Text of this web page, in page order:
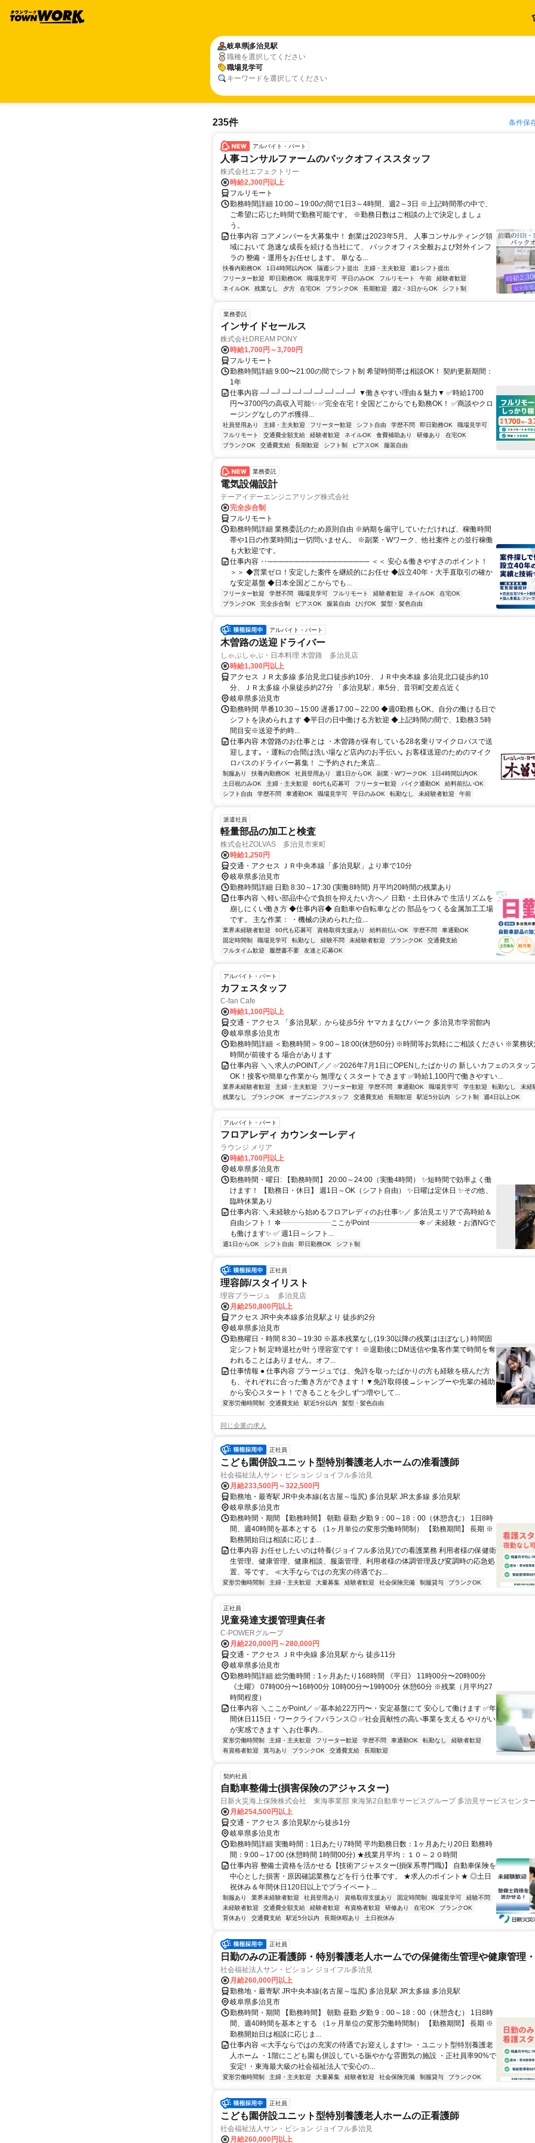
岐阜県多治見駅
職種を選択してください
職場見学可
キーワードを選択してください
235件 条件保
アルバイト・パート
人事コンサルファームのバックオフィススタッフ
株式会社エフェクトリー
時給2,300円以上
フルリモート
勤務時間詳細 10:00～19:00の間で1日3～4時間、週2～3日 ※上記時間帯の中で、
ご希望に応じた時間で勤務可能です。 ※勤務日数はご相談の上で決定しましょ
う。
仕事内容 コアメンバーを大募集中！ 創業は2023年5月。 人事コンサルティング領
域において 急速な成長を続ける当社にて、 バックオフィス全般および対外インフ
ラの 整備・運用をお任せします。 単なる...
扶養内勤務OK 1日4時間以内OK 隔週シフト提出 主婦・主夫歓迎
週1シフト提出
フリーター歓迎
即日勤務OK 職場見学可 平日のみOK フルリモート 午前
経験者歓迎
ネイルOK
残業なし 夕方 在宅OK ブランクOK 長期歓迎 週2・3日からOK シフト制
業務委託
インサイドセールス
株式会社DREAM PONY
時給1,700円～3,700円
フルリモート
勤務時間詳細 9:00〜21:00の間でシフト制 希望時間帯は相談OK！ 契約更新期間：
1年
仕事内容 ─┘─┘─┘─┘─┘─┘─┘─┘─┘ ▼働きやすい理由＆魅力▼ ✅時給1700
円〜3700円の高収入可能✨ ✅完全在宅！全国どこからでも勤務OK！ ✅商談やクロ
ージングなしのアポ獲得...
社員登用あり 主婦・主夫歓迎 フリーター歓迎 シフト自由 学歴不問 即日勤務OK
職場見学可
フルリモート
交通費全額支給 経験者歓迎 ネイルOK 食費補助あり 研修あり
在宅OK
ブランクOK
交通費支給 長期歓迎 シフト制 ピアスOK 服装自由
業務委託
電気設備設計
テーアイデーエンジニアリング株式会社
完全歩合制
フルリモート
勤務時間詳細 業務委託のため原則自由 ※納期を厳守していただければ、稼働時間
帯や1日の作業時間は一切問いません。 ※副業・Wワーク、他社案件との並行稼働
も大歓迎です。
仕事内容 ‥─────────────────── ＜＜ 安心＆働きやすさのポイント！
＞＞ ◆営業ゼロ！安定した案件を継続的にお任せ ◆設立40年・大手直取引の確か
な安定基盤 ◆日本全国どこからでも...
フリーター歓迎 学歴不問 職場見学可 フルリモート 経験者歓迎 ネイルOK
在宅OK
ブランクOK
完全歩合制 ピアスOK 服装自由 ひげOK 髪型・髪色自由
アルバイト・パート
木曽路の送迎ドライバー
しゃぶしゃぶ・日本料理 木曽路 多治見店
時給1,300円以上
アクセス ＪＲ太多線 多治見北口徒歩約10分、ＪＲ中央本線 多治見北口徒歩約10
分、ＪＲ太多線 小泉徒歩約27分 「多治見駅」車5分、音羽町交差点近く
岐阜県多治見市
勤務時間 早番10:30～15:00 遅番17:00～22:00 ◆週0勤務もOK。自分の働ける日で
シフトを決められます ◆平日の日中働ける方歓迎 ◆上記時間の間で、1勤務3.5時
間目安※送迎予約時...
仕事内容 木曽路のお仕事とは ・木曽路が保有している28名乗りマイクロバスで送
迎します｡ ・運転の合間は洗い場など店内のお手伝い｡ お客様送迎のためのマイク
ロバスのドライバー募集！ ご予約された来店...
制服あり 扶養内勤務OK 社員登用あり 週1日からOK 副業・WワークOK
1日4時間以内OK
土日祝のみOK
主婦・主夫歓迎 60代も応募可 フリーター歓迎 バイク通勤OK
給料前払いOK
シフト自由
学歴不問 車通勤OK 職場見学可 平日のみOK 転勤なし 未経験者歓迎 午前
派遣社員
軽量部品の加工と検査
株式会社ZOLVAS 多治見市東町
時給1,250円
交通・アクセス ＪＲ中央本線「多治見駅」より車で10分
岐阜県多治見市
勤務時間詳細 日勤 8:30～17:30 (実働8時間) 月平均20時間の残業あり
仕事内容 ＼軽い部品中心で負担を抑えたい方へ／ 日勤・土日休みで 生活リズムを
崩しにくい働き方 ◆仕事内容◆ 自動車や自転車などの 部品をつくる金属加工工場
です。 主な作業： ・機械の決められた位...
業界未経験者歓迎 60代も応募可 資格取得支援あり 給料前払いOK 学歴不問
車通勤OK
固定時間制
職場見学可 転勤なし 経験不問 未経験者歓迎 ブランクOK
交通費支給
フルタイム歓迎
履歴書不要 友達と応募OK
アルバイト・パート
カフェスタッフ
C-fan Cafe
時給1,100円以上
交通・アクセス 「多治見駅」から徒歩5分 ヤマカまなびパーク 多治見市学習館内
岐阜県多治見市
勤務時間詳細 ＜勤務時間＞ 9:00～18:00(休憩60分) ※時間等お気軽にご相談ください ※業務
時間が前後する 場合があります
仕事内容 ＼＼求人のPOINT／／ ✅2026年7月1日にOPENしたばかりの 新しいカフェのスタッ
OK！接客や簡単な作業から 無理なくスタートできます ✅時給1,100円で働きやすい...
業界未経験者歓迎 主婦・主夫歓迎 フリーター歓迎 学歴不問 車通勤OK 職場見学可 学生歓迎 転勤なし
未経
残業なし
ブランクOK オープニングスタッフ 交通費支給 長期歓迎 駅近5分以内 シフト制 週4日以上OK
アルバイト・パート
フロアレディ カウンターレディ
ラウンジ メリア
時給1,700円以上
岐阜県多治見市
勤務時間・曜日: 【勤務時間】 20:00～24:00（実働4時間） ✨短時間で効率よく働
けます！ 【勤務日・休日】 週1日～OK（シフト自由） ✨日曜は定休日 ✨その他、
臨時休業あり
仕事内容: ＼未経験から始めるフロアレディのお仕事✨／ 多治見エリアで高時給＆
自由シフト！ ✼┈┈┈┈┈┈┈ここがPoint┈┈┈┈┈┈┈✼ ✅ 未経験・お酒NGで
も働けます✨ ✅ 週1日～シフト...
週1日からOK シフト自由 即日勤務OK シフト制
正社員
理容師/スタイリスト
理容プラージュ 多治見店
月給250,800円以上
アクセス JR中央本線多治見駅より 徒歩約2分
岐阜県多治見市
勤務曜日・時間 8:30～19:30 ※基本残業なし(19:30以降の残業はほぼなし) 時間固
定シフト制 定時退社が叶う理容室です！ ※退勤後にDM送信や集客作業で時間を奪
われることはありません。オフ...
仕事情報 ● 仕事内容 プラージュでは、免許を取ったばかりの方も経験を積んだ方
も、それぞれに合った働き方ができます！▼免許取得後→シャンプーや先輩の補助
から安心スタート！できることを少しずつ増やして...
変形労働時間制 交通費支給 駅近5分以内 髪型・髪色自由
同じ企業の求人
正社員
こども園併設ユニット型特別養護老人ホームの准看護師
社会福祉法人サン・ビション ジョイフル多治見
月給233,500円～322,500円
勤務地・最寄駅 JR中央本線(名古屋～塩尻) 多治見駅 JR太多線 多治見駅
岐阜県多治見市
勤務時間・期間 【勤務時間】 朝勤 昼勤 夕勤 9：00～18：00（休憩含む） 1日8時
間、週40時間を基本とする （1ヶ月単位の変形労働時間制） 【勤務期間】 長期 ※
勤務開始日は相談に応じま...
仕事内容 お任せしたいのは特養(ジョイフル多治見)での看護業務 利用者様の保健衛
生管理、健康管理、健康相談、服薬管理、利用者様の体調管理及び変調時の応急処
置、等です。 ≪大手ならではの充実の待遇でお...
変形労働時間制 主婦・主夫歓迎 大量募集 経験者歓迎 社会保険完備 制服貸与 ブランクOK
正社員
児童発達支援管理責任者
C-POWERグループ
月給220,000円～280,000円
交通・アクセス ＪＲ中央線 多治見駅 から 徒歩11分
岐阜県多治見市
勤務時間詳細 総労働時間：1ヶ月あたり168時間 《平日》 11時00分〜20時00分
《土曜》 07時00分〜16時00分 10時00分〜19時00分 休憩60分 ※残業（月平均27
時間程度）
仕事内容 ＼ここがPoint／ ✅基本給22万円〜・安定基盤にて 安心して働けます ✅年
間休日115日・ワークライフバランス◎ ✅社会貢献性の高い事業を支える やりがい
が実感できます ＼お仕事内...
変形労働時間制 主婦・主夫歓迎 フリーター歓迎 学歴不問 車通勤OK 転勤なし
経験者歓迎
有資格者歓迎
賞与あり ブランクOK 交通費支給 長期歓迎
契約社員
自動車整備士(損害保険のアジャスター)
日新火災海上保険株式会社 東海事業部 東海第2自動車サービスグループ 多治見サービスセンタ
月給254,500円以上
交通・アクセス 多治見駅から徒歩1分
岐阜県多治見市
勤務時間詳細 実働時間：1日あたり7時間 平均勤務日数：1ヶ月あたり20日 勤務時
間：9:00～17:00 (休憩時間 1時間00分) ★残業月平均：１０～２０時間
仕事内容 整備士資格を活かせる【技術アジャスター(損保系専門職)】 自動車保険を
中心とした損害・原因確認業務などを行う仕事です。 ★求人のポイント★ ◎土日
祝休み＆年間休日120日以上でプライベート...
制服あり 業界未経験者歓迎 社員登用あり 資格取得支援あり 固定時間制 職場見学可
経験不問
未経験者歓迎
交通費全額支給 経験者歓迎 有資格者歓迎 研修あり 在宅OK
ブランクOK
育休あり
交通費支給 駅近5分以内 長期休暇あり 土日祝休み
正社員
日勤のみの正看護師・特別養護老人ホームでの保健衛生管理や健康管理
社会福祉法人サン・ビション ジョイフル多治見
月給260,000円以上
勤務地・最寄駅 JR中央本線(名古屋～塩尻) 多治見駅 JR太多線 多治見駅
岐阜県多治見市
勤務時間・期間 【勤務時間】 朝勤 昼勤 夕勤 9：00～18：00（休憩含む） 1日8時
間、週40時間を基本とする （1ヶ月単位の変形労働時間制） 【勤務期間】 長期 ※
勤務開始日は相談に応じま...
仕事内容 ≪大手ならではの充実の待遇でお迎えします!≫ ・ユニット型特別養護老
人ホーム ・1階にこども園も併設している賑やかな雰囲気の施設 ・正社員率90%で
安定! ・東海最大級の社会福祉法人で安心の...
変形労働時間制 主婦・主夫歓迎 大量募集 経験者歓迎 社会保険完備 制服貸与 ブランクOK
正社員
こども園併設ユニット型特別養護老人ホームの正看護師
社会福祉法人サン・ビション ジョイフル多治見
月給260,000円以上